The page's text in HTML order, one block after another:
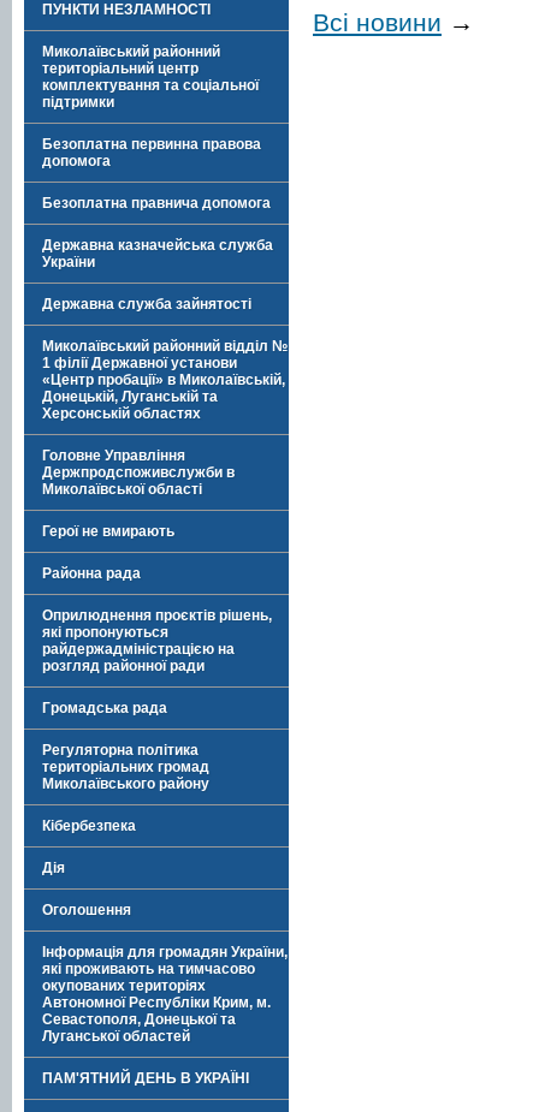
ПУНКТИ НЕЗЛАМНОСТІ
Миколаївський районний
територіальний центр
комплектування та соціальної
підтримки
Безоплатна первинна правова
допомога
Безоплатна правнича допомога
Державна казначейська служба
України
Державна служба зайнятості
Миколаївський районний відділ №
1 філії Державної установи
«Центр пробації» в Миколаївській,
Донецькій, Луганській та
Херсонській областях
Головне Управління
Держпродспоживслужби в
Миколаївської області
Герої не вмирають
Районна рада
Оприлюднення проєктів рішень,
які пропонуються
райдержадміністрацією на
розгляд районної ради
Громадська рада
Регуляторна політика
територіальних громад
Миколаївського району
Кібербезпека
Дія
Оголошення
Інформація для громадян України,
які проживають на тимчасово
окупованих територіях
Автономної Республіки Крим, м.
Севастополя, Донецької та
Луганської областей
ПАМ'ЯТНИЙ ДЕНЬ В УКРАЇНІ
Всі новини →